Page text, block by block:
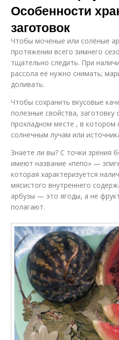
Особенности
заготовок
Чтобы мочёные или солёные
протяжении всего зимнего
тщательно следить. При
рассола её нужно снимать;
доливать.
Чтобы сохранить вкусовые
полезные свойства, заготовку
прохладном месте , в котором
солнечным лучам или
Знаете ли вы? С точки зрения
имеют название «пепо» —
которая характеризуется
мясистого внутреннего
арбузы — это ягоды, а не
полагают.